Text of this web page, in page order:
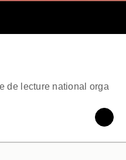
de lecture national orga